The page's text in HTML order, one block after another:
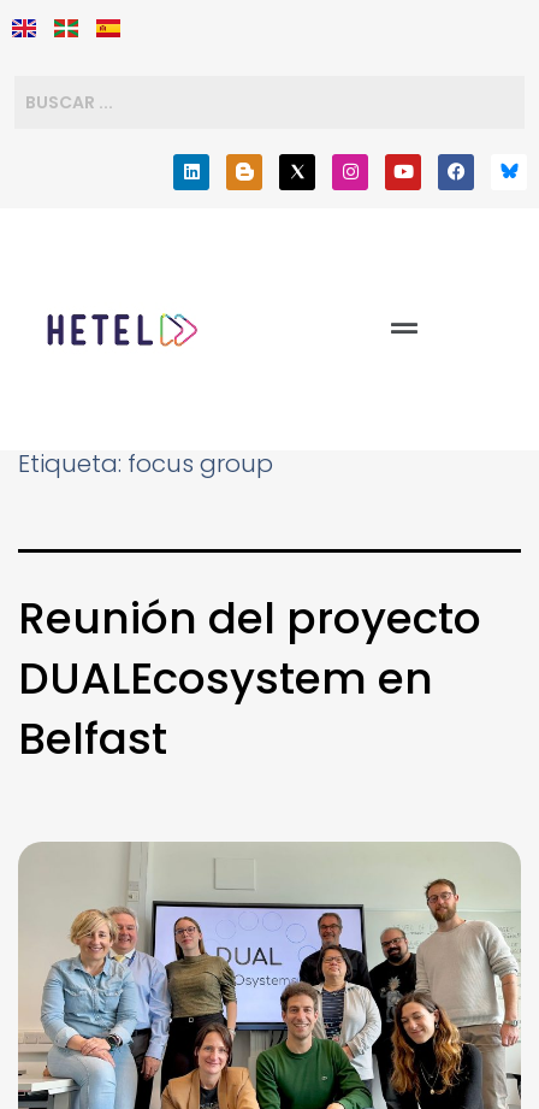
Etiqueta: focus group
Reunión del proyecto
DUALEcosystem en
Belfast